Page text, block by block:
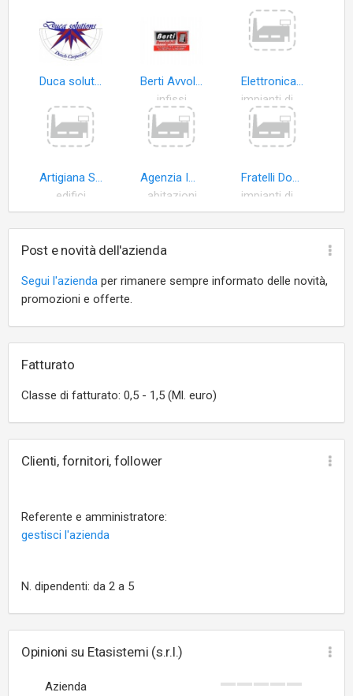
Duca solutions
Berti Avvolgibili
infissi
Elettronica Ciucci S.r.l
Artigiana Servizi Srl
edifici
Agenzia Immobiliare Tecninvest Del GEOM. Jannone Loris
abitazioni
Fratelli Domenici S.n.c. di Riccardo e Nicola Domenici
Post e novità dell'azienda
Segui l'azienda per rimanere sempre informato delle novità,
promozioni e offerte.
Fatturato
Classe di fatturato: 0,5 - 1,5 (Ml. euro)
Clienti, fornitori, follower
Referente e amministratore:
gestisci l'azienda
N. dipendenti: da 2 a 5
Opinioni su Etasistemi (s.r.l.)
Azienda